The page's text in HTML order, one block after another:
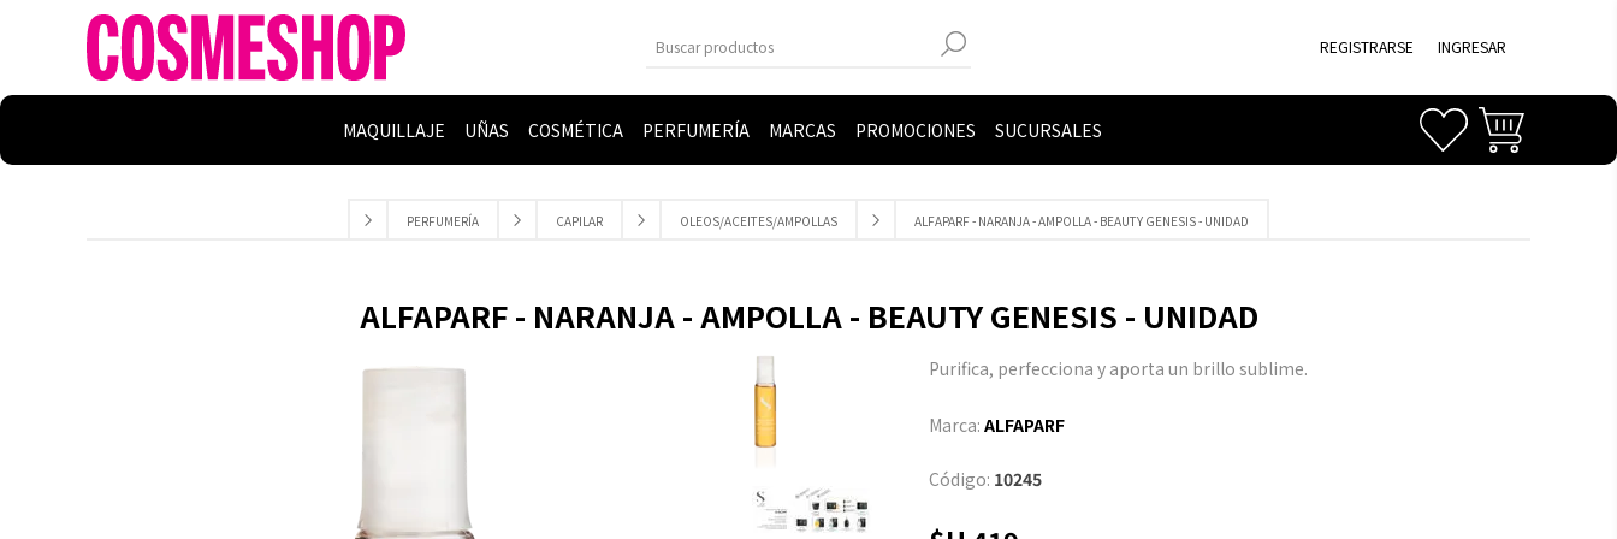
REGISTRARSE INGRESAR
MAQUILLAJE UÑAS COSMÉTICA PERFUMERÍA MARCAS PROMOCIONES SUCURSALES
PERFUMERÍA CAPILAR OLEOS/ACEITES/AMPOLLAS ALFAPARF - NARANJA - AMPOLLA - BEAUTY GENESIS - UNIDAD
ALFAPARF - NARANJA - AMPOLLA - BEAUTY GENESIS - UNIDAD
Purifica, perfecciona y aporta un brillo sublime.
Marca: ALFAPARF
Código: 10245